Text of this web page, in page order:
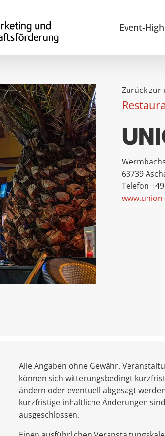
Event-
Zurück zur
63739
Telefon
Alle Angaben ohne Gewähr.
können sich witterungsbedingt
ändern oder eventuell abgesagt
kurzfristige inhaltliche Änderungen
ausgeschlossen.